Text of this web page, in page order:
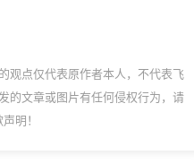
观点仅代表原作者本人，不代表飞
的文章或图片有任何侵权行为，请
明！